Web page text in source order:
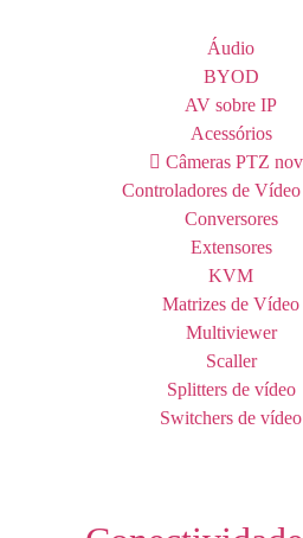
Áudio
BYOD
AV sobre IP
Acessórios
Câmeras PTZ
Controladores de
Conversores
Extensores
KVM
Matrizes de Vídeo
Multiviewer
Scaller
Splitters de vídeo
Switchers de vídeo